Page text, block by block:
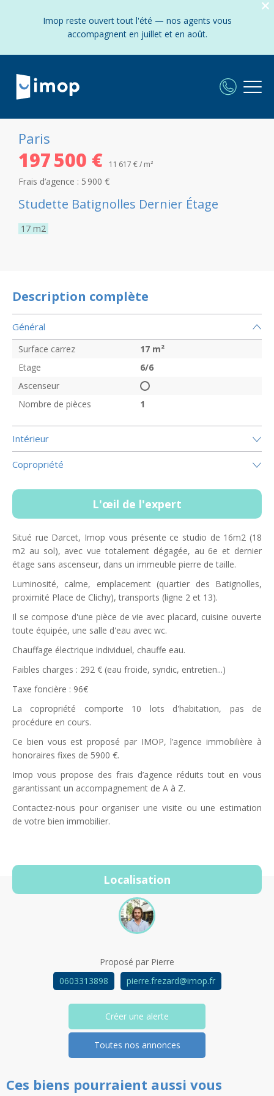
Imop reste ouvert tout l'été — nos agents vous
accompagnent en juillet et en août.
Paris
197 500 € 11 617 € / m²
Frais d’agence : 5 900 €
Studette Batignolles Dernier Étage
17 m2
Description complète
Général
Surface carrez 17 m²
Etage
6/6
Ascenseur
Nombre de pièces
1
Intérieur
Copropriété
L'œil de l'expert
Situé rue Darcet, Imop vous présente ce studio de 16m2 (18
m2 au sol), avec vue totalement dégagée, au 6e et dernier
étage sans ascenseur, dans un immeuble pierre de taille.
Luminosité, calme, emplacement (quartier des Batignolles,
proximité Place de Clichy), transports (ligne 2 et 13).
Il se compose d'une pièce de vie avec placard, cuisine ouverte
toute équipée, une salle d'eau avec wc.
Chauffage électrique individuel, chauffe eau.
Faibles charges : 292 € (eau froide, syndic, entretien...)
Taxe foncière : 96€
La copropriété comporte 10 lots d'habitation, pas de
procédure en cours.
Ce bien vous est proposé par IMOP, l’agence immobilière à
honoraires fixes de 5900 €.
Imop vous propose des frais d’agence réduits tout en vous
garantissant un accompagnement de A à Z.
Contactez-nous pour organiser une visite ou une estimation
de votre bien immobilier.
Localisation
Proposé par Pierre
0603313898
pierre.frezard@imop.fr
Créer une alerte
Toutes nos annonces
Ces biens pourraient aussi vous